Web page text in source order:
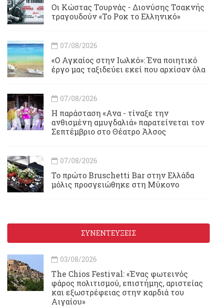
Οι Κώστας Τουρνάς - Διονύσης Τσακνής
τραγουδούν «Το Ροκ το Ελληνικό»
07/08/2026
«Ο Αγκαίος στην Ιωλκό»: Ένα ποιητικό
έργο μας ταξιδεύει εκεί που αρχίσαν όλα
07/08/2026
Η παράσταση «Ανα - τίναξε την
ανθισμένη αμυγδαλιά» παρατείνεται τον
Σεπτέμβριο στο Θέατρο Άλσος
07/08/2026
Το πρώτο Bruschetti Bar στην Ελλάδα
μόλις προσγειώθηκε στη Μύκονο
ΣΥΝΕΝΤΕΥΞΕΙΣ
03/08/2026
Τhe Chios Festival: «Ένας φωτεινός
φάρος πολιτισμού, επιστήμης, αριστείας
και εξωστρέφειας στην καρδιά του
Αιγαίου»